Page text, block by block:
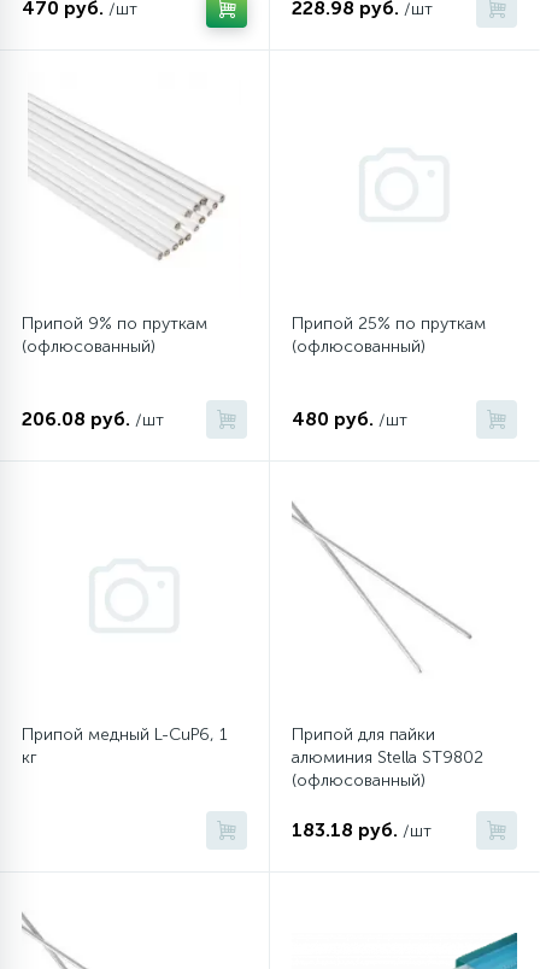
Шланги залива
Шланги слива
Щетки двигателя
470 руб. /шт 228.98 руб. /шт
Припой 9% по пруткам
(офлюсованный)
206.08 руб. /шт
Припой 25% по пруткам
(офлюсованный)
480 руб. /шт
Припой медный L-CuP6, 1
кг
Припой для пайки
алюминия Stella ST9802
(офлюсованный)
183.18 руб. /шт